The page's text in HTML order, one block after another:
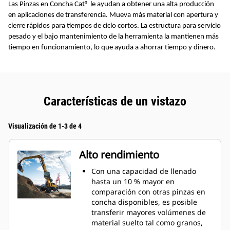
Las Pinzas en Concha Cat® le ayudan a obtener una alta producción
en aplicaciones de transferencia. Mueva más material con apertura y
cierre rápidos para tiempos de ciclo cortos. La estructura para servicio
pesado y el bajo mantenimiento de la herramienta la mantienen más
tiempo en funcionamiento, lo que ayuda a ahorrar tiempo y dinero.
Características de un vistazo
Visualización de 1-3 de 4
Alto rendimiento
Con una capacidad de llenado
hasta un 10 % mayor en
comparación con otras pinzas en
concha disponibles, es posible
transferir mayores volúmenes de
material suelto tal como granos,